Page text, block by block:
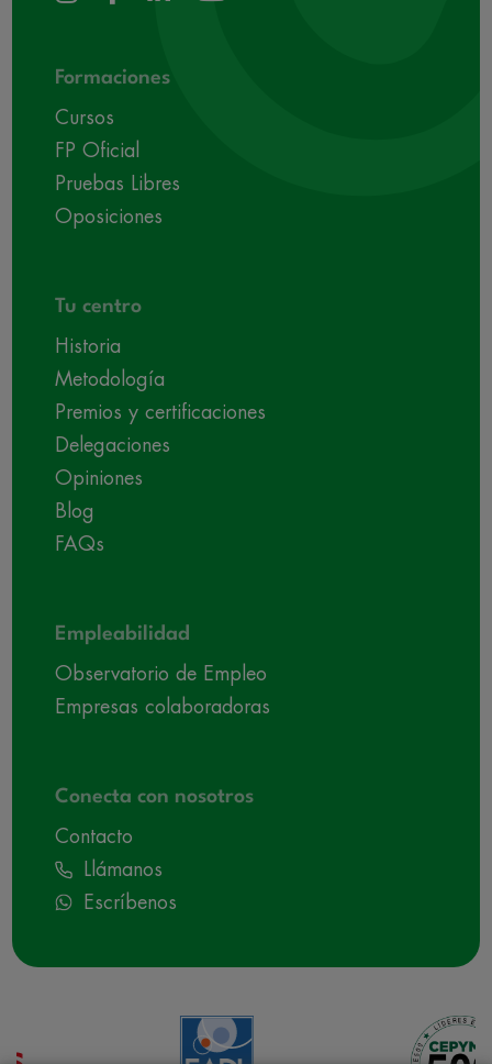
Formaciones
Cursos
FP Oficial
Pruebas Libres
Oposiciones
Tu centro
Historia
Metodología
Premios y certificaciones
Delegaciones
Opiniones
Blog
FAQs
Empleabilidad
Observatorio de Empleo
Empresas colaboradoras
Conecta con nosotros
Contacto
Llámanos
Escríbenos